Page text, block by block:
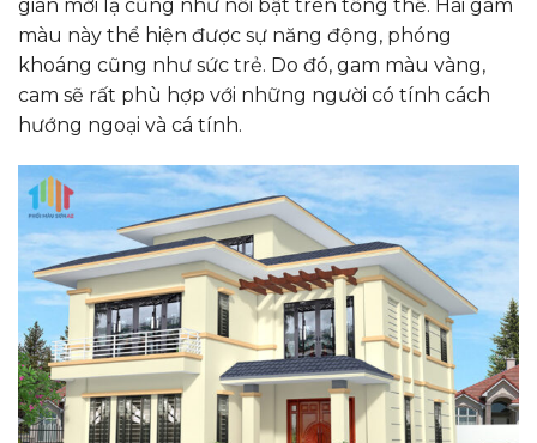
gian mới lạ cũng như nổi bật trên tổng thể. Hai gam
màu này thể hiện được sự năng động, phóng
khoáng cũng như sức trẻ. Do đó, gam màu vàng,
cam sẽ rất phù hợp với những người có tính cách
hướng ngoại và cá tính.